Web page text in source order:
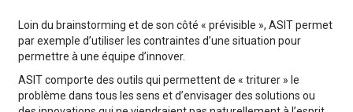
Loin du brainstorming et de son côté « prévisible », ASIT permet
par exemple d’utiliser les contraintes d’une situation pour
permettre à une équipe d’innover.
ASIT comporte des outils qui permettent de « triturer » le
problème dans tous les sens et d’envisager des solutions ou